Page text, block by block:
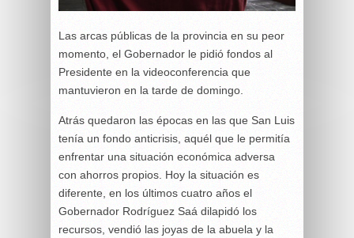
Las arcas públicas de la provincia en su peor
momento, el Gobernador le pidió fondos al
Presidente en la videoconferencia que
mantuvieron en la tarde de domingo.
Atrás quedaron las épocas en las que San Luis
tenía un fondo anticrisis, aquél que le permitía
enfrentar una situación económica adversa
con ahorros propios. Hoy la situación es
diferente, en los últimos cuatro años el
Gobernador Rodríguez Saá dilapidó los
recursos, vendió las joyas de la abuela y la